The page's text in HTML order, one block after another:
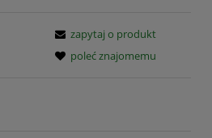
zapytaj o produkt
poleć znajomemu